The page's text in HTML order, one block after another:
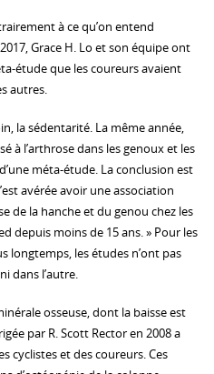
à ce qu’on entend
Grace H. Lo et son équipe ont
étude que les coureurs avaient
autres.
la sédentarité. La même année,
à l’arthrose dans les genoux et les
méta-étude. La conclusion est
avérée avoir une association
de la hanche et du genou chez les
depuis moins de 15 ans. » Pour les
longtemps, les études n’ont pas
dans l’autre.
osseuse, dont la baisse est
par R. Scott Rector en 2008 a
cyclistes et des coureurs. Ces